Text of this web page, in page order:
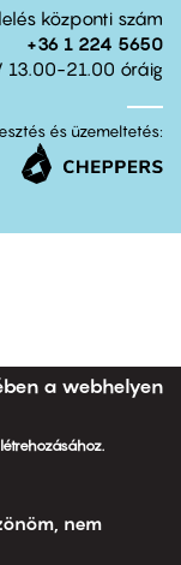
központi szám
+36 1 224 5650
13.00-21.00 óráig
és üzemeltetés:
a webhelyen
nem